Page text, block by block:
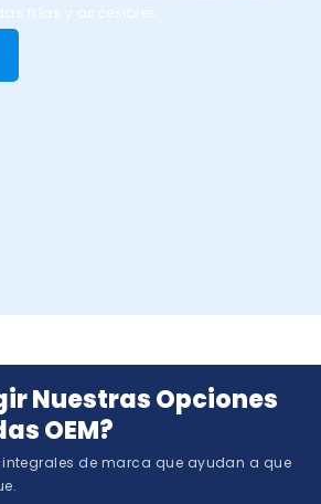
frías y accesibles.
Nuestras Opciones
OEM?
integrales de marca que ayudan a que